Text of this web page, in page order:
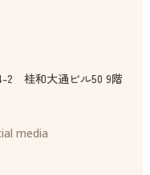
2 桂和大通ビル50 9階
media